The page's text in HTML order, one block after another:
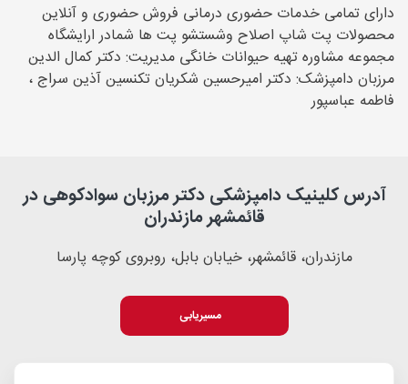
دارای تمامی خدمات حضوری درمانی فروش حضوری و آنلاین
محصولات پت شاپ اصلاح وشستشو پت ها شمادر ارایشگاه
مجموعه مشاوره تهیه حیوانات خانگی مدیریت: دکتر کمال الدین
مرزبان دامپزشک: دکتر امیرحسین شکریان تکنسین آذین سراج ،
فاطمه عباسپور
آدرس کلینیک دامپزشکی دکتر مرزبان سوادکوهی در
قائمشهر مازندران
مازندران، قائمشهر، خیابان بابل، روبروی کوچه پارسا
مسیریابی